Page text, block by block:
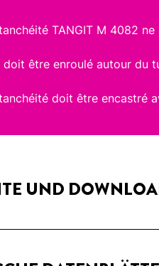
TANGIT M 4082
doit être enroulé autour du
doit être encastré
UND